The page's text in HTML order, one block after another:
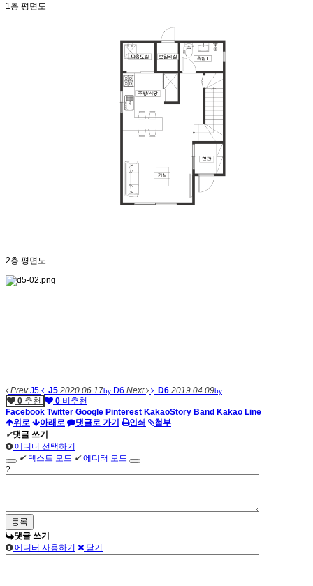
1층 평면도
2층 평면도
PrevJ5 J5 2020.06.17by D6 Next D6 2019.04.09by
0 추천 0 비추천
Facebook Twitter Google Pinterest KakaoStory Band Kakao Line
위로
아래로 댓글로 가기 인쇄
첨부
✔댓글 쓰기
에디터 선택하기
✔ 텍스트 모드 ✔에디터 모드
?
댓글 쓰기
에디터 사용하기
닫기